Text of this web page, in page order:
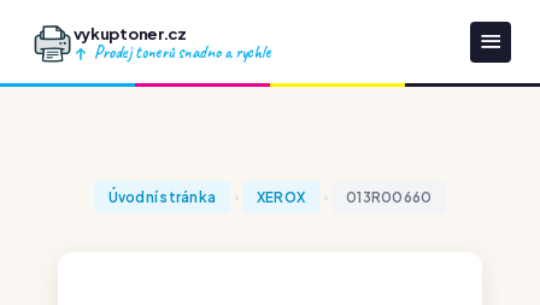
vykuptoner.cz
Prodej tonerů snadno a rychle
Úvodní stránka XEROX 013R00660